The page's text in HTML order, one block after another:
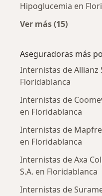
Hipoglucemia en
Ver más (15)
Aseguradoras más
Internistas de Allianz
Floridablanca
Internistas de
en Floridablanca
Internistas de Mapfre
en Floridablanca
Internistas de Axa
S.A. en Floridablanca
Internistas de